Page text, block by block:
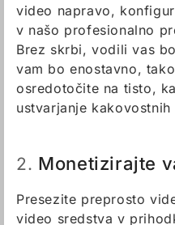
video napravo,
v našo profesionalno
Brez skrbi, vodili vas
vam bo enostavno,
osredotočite na tisto,
ustvarjanje
2. Monetizirajte
Presezite preprosto
video sredstva v